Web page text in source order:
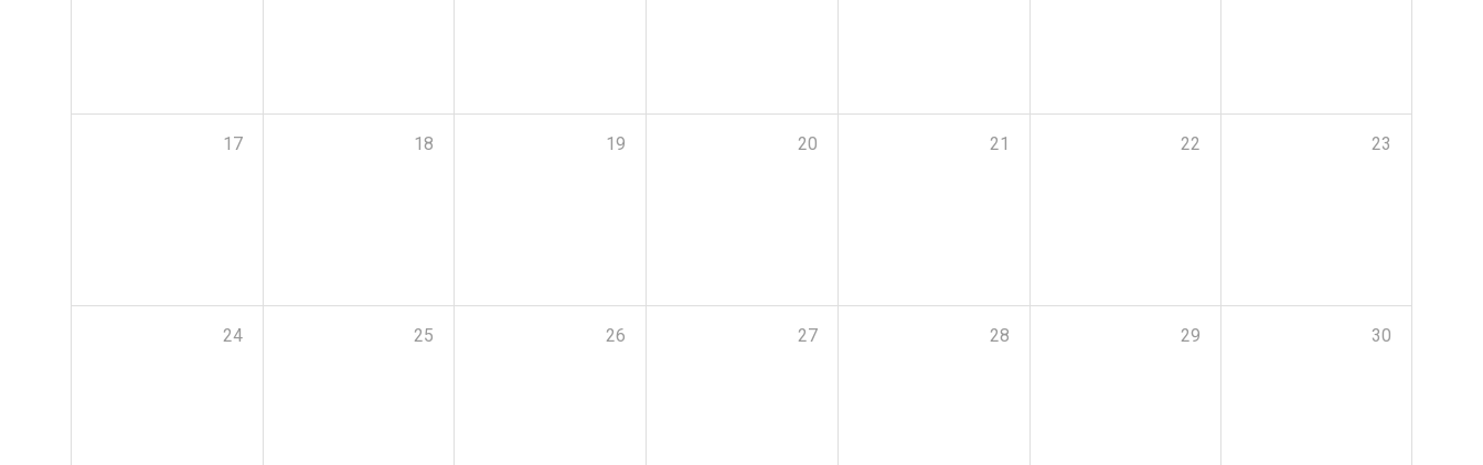
17 18 19 20 21 22 23
24 25 26 27 28 29 30